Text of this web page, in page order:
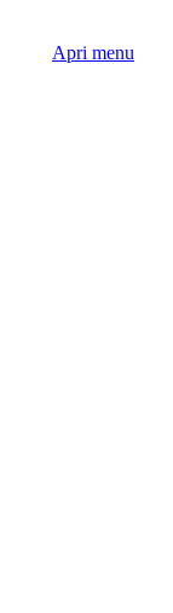
Apri menu